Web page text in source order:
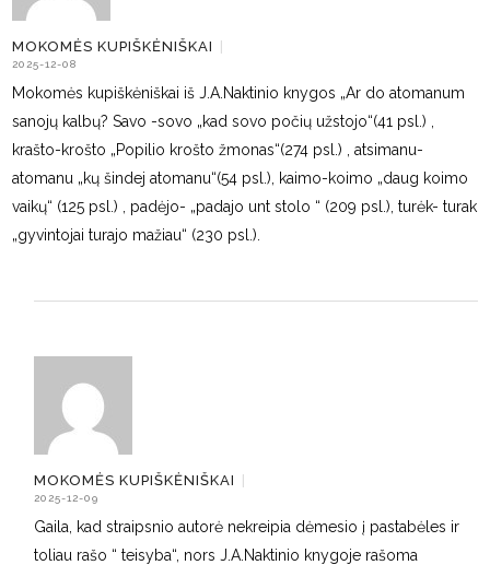
MOKOMĖS KUPIŠKĖNIŠKAI |
2025-12-08
Mokomės kupiškėniškai iš J.A.Naktinio knygos „Ar do atomanum
sanojų kalbų? Savo -sovo „kad sovo počių užstojo“(41 psl.) ,
krašto-krošto „Popilio krošto žmonas“(274 psl.) , atsimanu-
atomanu „kų šindej atomanu“(54 psl.), kaimo-koimo „daug koimo
vaikų“ (125 psl.) , padėjo- „padajo unt stolo “ (209 psl.), turėk- turak
„gyvintojai turajo mažiau“ (230 psl.).
MOKOMĖS KUPIŠKĖNIŠKAI |
2025-12-09
Gaila, kad straipsnio autorė nekreipia dėmesio į pastabėles ir
toliau rašo “ teisyba“, nors J.A.Naktinio knygoje rašoma